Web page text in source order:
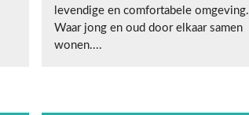
levendige en comfortabele omgeving.
Waar jong en oud door elkaar samen
wonen....